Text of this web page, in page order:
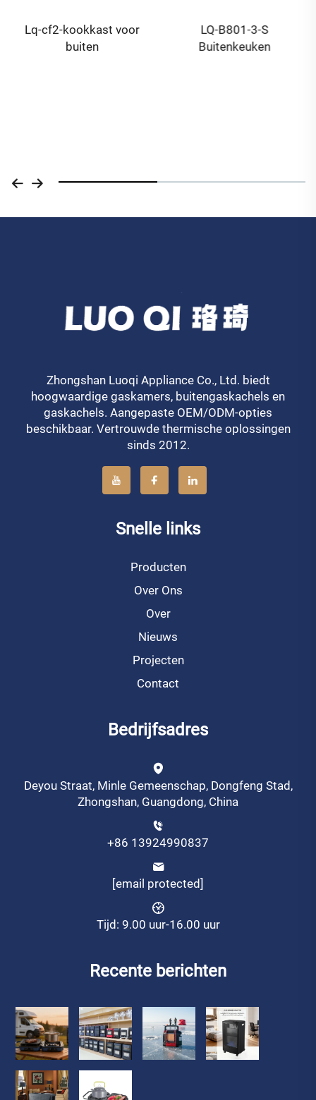
Lq-cf2-kookkast voor
buiten
LQ-B801-3-S
Buitenkeuken
Zhongshan Luoqi Appliance Co., Ltd. biedt
hoogwaardige gaskamers, buitengaskachels en
gaskachels. Aangepaste OEM/ODM-opties
beschikbaar. Vertrouwde thermische oplossingen
sinds 2012.
Snelle links
Producten
Over Ons
Over
Nieuws
Projecten
Contact
Bedrijfsadres
Deyou Straat, Minle Gemeenschap, Dongfeng Stad,
Zhongshan, Guangdong, China
+86 13924990837
[email protected]
Tijd: 9.00 uur-16.00 uur
Recente berichten